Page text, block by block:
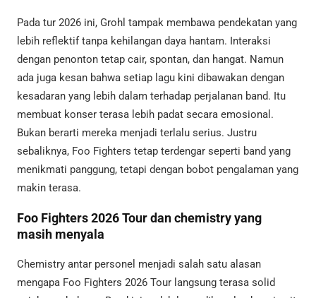
Pada tur 2026 ini, Grohl tampak membawa pendekatan yang
lebih reflektif tanpa kehilangan daya hantam. Interaksi
dengan penonton tetap cair, spontan, dan hangat. Namun
ada juga kesan bahwa setiap lagu kini dibawakan dengan
kesadaran yang lebih dalam terhadap perjalanan band. Itu
membuat konser terasa lebih padat secara emosional.
Bukan berarti mereka menjadi terlalu serius. Justru
sebaliknya, Foo Fighters tetap terdengar seperti band yang
menikmati panggung, tetapi dengan bobot pengalaman yang
makin terasa.
Foo Fighters 2026 Tour dan chemistry yang
masih menyala
Chemistry antar personel menjadi salah satu alasan
mengapa Foo Fighters 2026 Tour langsung terasa solid